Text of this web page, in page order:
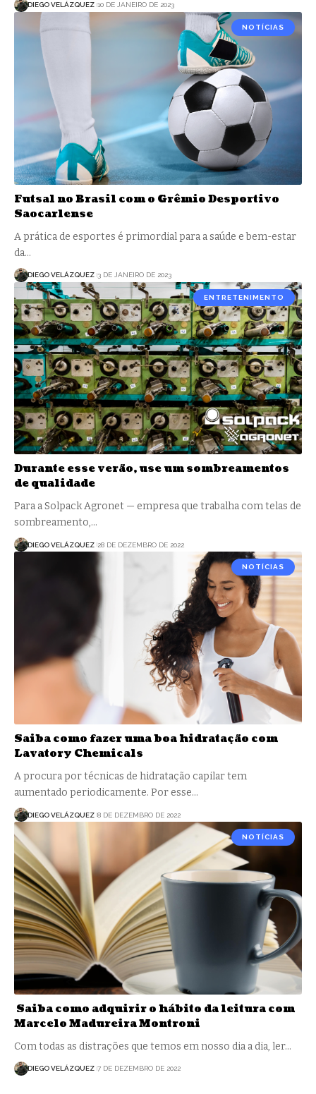
DIEGO VELÁZQUEZ 10 DE JANEIRO DE 2023
NOTÍCIAS
Futsal no Brasil com o Grêmio Desportivo
Saocarlense
A prática de esportes é primordial para a saúde e bem-estar
da…
DIEGO VELÁZQUEZ 3 DE JANEIRO DE 2023
ENTRETENIMENTO
Durante esse verão, use um sombreamentos
de qualidade
Para a Solpack Agronet — empresa que trabalha com telas de
sombreamento,…
DIEGO VELÁZQUEZ 28 DE DEZEMBRO DE 2022
NOTÍCIAS
Saiba como fazer uma boa hidratação com
Lavatory Chemicals
A procura por técnicas de hidratação capilar tem
aumentado periodicamente. Por esse…
DIEGO VELÁZQUEZ 8 DE DEZEMBRO DE 2022
NOTÍCIAS
Saiba como adquirir o hábito da leitura com
Marcelo Madureira Montroni
Com todas as distrações que temos em nosso dia a dia, ler…
DIEGO VELÁZQUEZ 7 DE DEZEMBRO DE 2022